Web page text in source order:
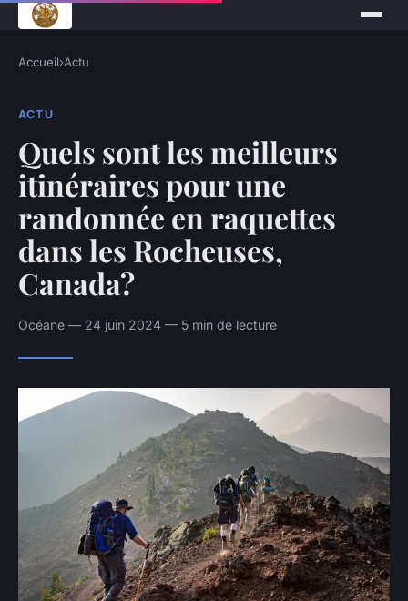
Accueil›Actu
ACTU
Quels sont les meilleurs
itinéraires pour une
randonnée en raquettes
dans les Rocheuses,
Canada?
Océane — 24 juin 2024 — 5 min de lecture